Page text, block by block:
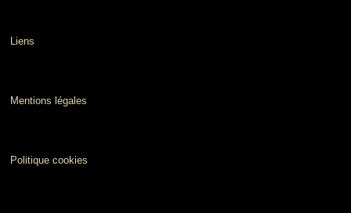
Liens
Mentions légales
Politique cookies